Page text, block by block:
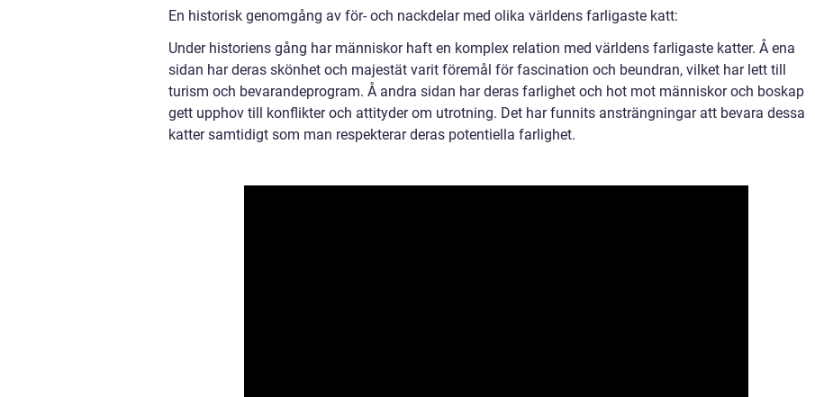
En historisk genomgång av för- och nackdelar med olika världens farligaste katt:
Under historiens gång har människor haft en komplex relation med världens farligaste katter. Å ena
sidan har deras skönhet och majestät varit föremål för fascination och beundran, vilket har lett till
turism och bevarandeprogram. Å andra sidan har deras farlighet och hot mot människor och boskap
gett upphov till konflikter och attityder om utrotning. Det har funnits ansträngningar att bevara dessa
katter samtidigt som man respekterar deras potentiella farlighet.